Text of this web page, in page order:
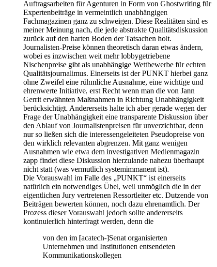
Auftragsarbeiten für Agenturen in Form von Ghostwriting für
Expertenbeiträge in vermeintlich unabhängigen
Fachmagazinen ganz zu schweigen. Diese Realitäten sind es
meiner Meinung nach, die jede abstrakte Qualitätsdiskussion
zurück auf den harten Boden der Tatsachen holt.
Journalisten-Preise können theoretisch daran etwas ändern,
wobei es inzwischen weit mehr lobbygetriebene
Nischenpreise gibt als unabhängige Wettbewerbe für echten
Qualitätsjournalimus. Einerseits ist der PUNKT hierbei ganz
ohne Zweifel eine rühmliche Ausnahme, eine wichtige und
ehrenwerte Initiative, erst Recht wenn man die von Jann
Gerrit erwähnten Maßnahmen in Richtung Unabhängigkeit
berücksichtigt. Andererseits halte ich aber gerade wegen der
Frage der Unabhängigkeit eine transparente Diskussion über
den Ablauf von Journalistenpreisen für unverzichtbar, denn
nur so ließen sich die interessengeleiteten Pseudopreise von
den wirklich relevanten abgrenzen. Mit ganz wenigen
Ausnahmen wie etwa dem investigativen Medienmagazin
zapp findet diese Diskussion hierzulande nahezu überhaupt
nicht statt (was vermutlich systemimmanent ist).
Die Vorauswahl im Falle des „PUNKT“ ist einerseits
natürlich ein notwendiges Übel, weil unmöglich die in der
eigentlichen Jury vertretenen Ressortleiter etc. Dutzende von
Beiträgen bewerten können, noch dazu ehrenamtlich. Der
Prozess dieser Vorauswahl jedoch sollte andererseits
kontinuierlich hinterfragt werden, denn die
von den im [acatech-]Senat organisierten
Unternehmen und Institutionen entsendeten
Kommunikationskollegen